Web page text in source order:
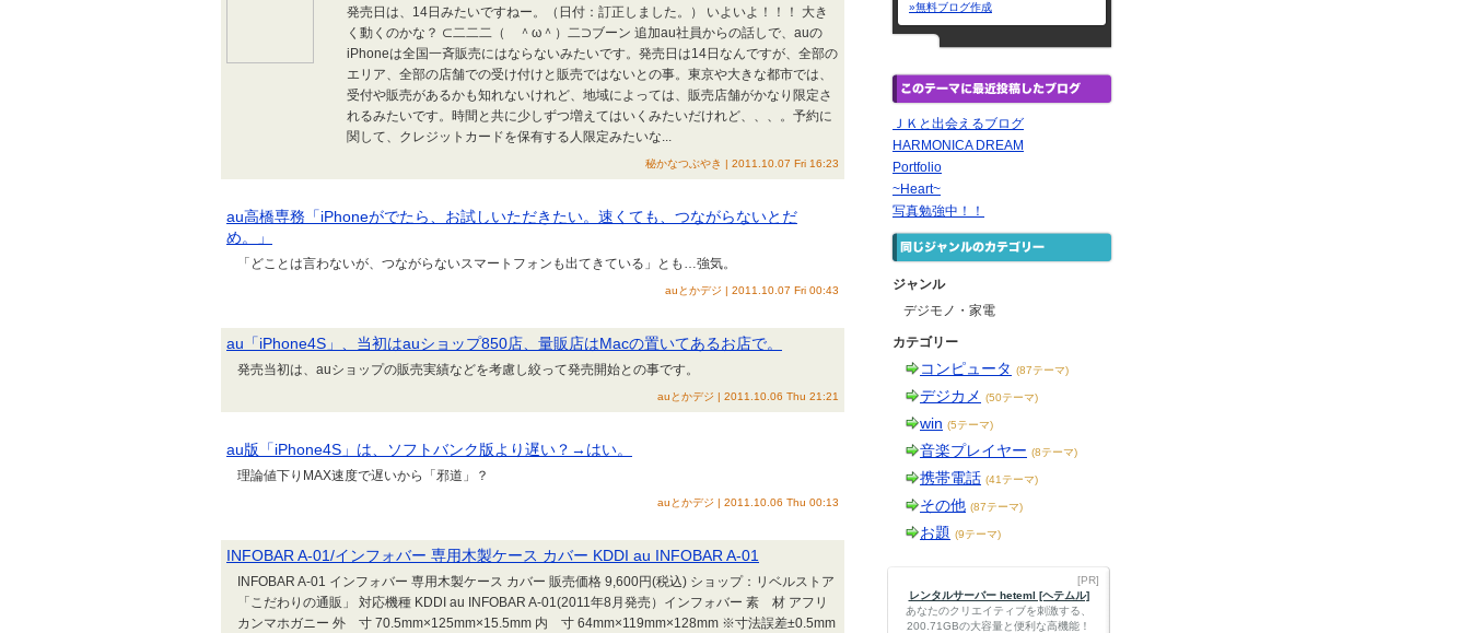
発売日は、14日みたいですねー。（日付：訂正しました。） いよいよ！！！ 大き
く動くのかな？ ⊂二二二（ ＾ω＾）二⊃ブーン 追加au社員からの話しで、auの
iPhoneは全国一斉販売にはならないみたいです。発売日は14日なんですが、全部の
エリア、全部の店舗での受け付けと販売ではないとの事。東京や大きな都市では、
受付や販売があるかも知れないけれど、地域によっては、販売店舗がかなり限定さ
れるみたいです。時間と共に少しずつ増えてはいくみたいだけれど、、、。予約に
関して、クレジットカードを保有する人限定みたいな...
秘かなつぶやき | 2011.10.07 Fri 16:23
au高橋専務「iPhoneがでたら、お試しいただきたい。速くても、つながらないとだ
め。」
「どことは言わないが、つながらないスマートフォンも出てきている」とも…強気。
auとかデジ | 2011.10.07 Fri 00:43
au「iPhone4S」、当初はauショップ850店、量販店はMacの置いてあるお店で。
発売当初は、auショップの販売実績などを考慮し絞って発売開始との事です。
auとかデジ | 2011.10.06 Thu 21:21
au版「iPhone4S」は、ソフトバンク版より遅い？→はい。
理論値下りMAX速度で遅いから「邪道」？
auとかデジ | 2011.10.06 Thu 00:13
INFOBAR A-01/インフォバー 専用木製ケース カバー KDDI au INFOBAR A-01
INFOBAR A-01 インフォバー 専用木製ケース カバー 販売価格 9,600円(税込) ショップ：リベルストア
「こだわりの通販」 対応機種 KDDI au INFOBAR A-01(2011年8月発売）インフォバー 素 材 アフリ
カンマホガニー 外 寸 70.5mm×125mm×15.5mm 内 寸 64mm×119mm×128mm ※寸法誤差±0.5mm
»無料ブログ作成
ＪＫと出会えるブログ
HARMONICA DREAM
Portfolio
~Heart~
写真勉強中！！
ジャンル
デジモノ・家電
カテゴリー
コンピュータ (87テーマ)
デジカメ (50テーマ)
win (5テーマ)
音楽プレイヤー (8テーマ)
携帯電話 (41テーマ)
その他 (87テーマ)
お題 (9テーマ)
[PR]
レンタルサーバー heteml [ヘテムル]
あなたのクリエイティブを刺激する、
200.71GBの大容量と便利な高機能！